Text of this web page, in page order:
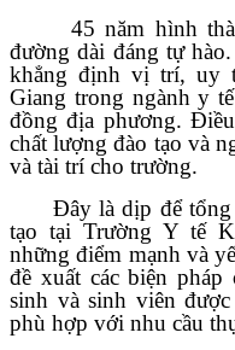
45 năm hình
đường dài đáng tự
khẳng định vị trí, uy
Giang trong ngành y
đồng địa phương.
chất lượng đào tạo và
và tài trí cho trường.
Đây là dịp để tổng
tạo tại Trường Y tế
những điểm mạnh và
đề xuất các biện
sinh và sinh viên
phù hợp với nhu cầu